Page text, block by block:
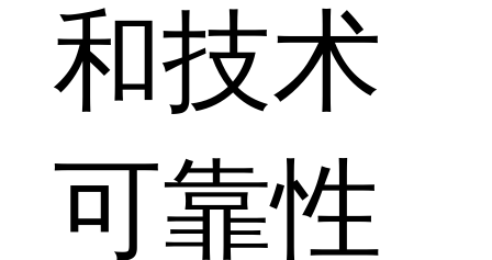
和技术
可靠性